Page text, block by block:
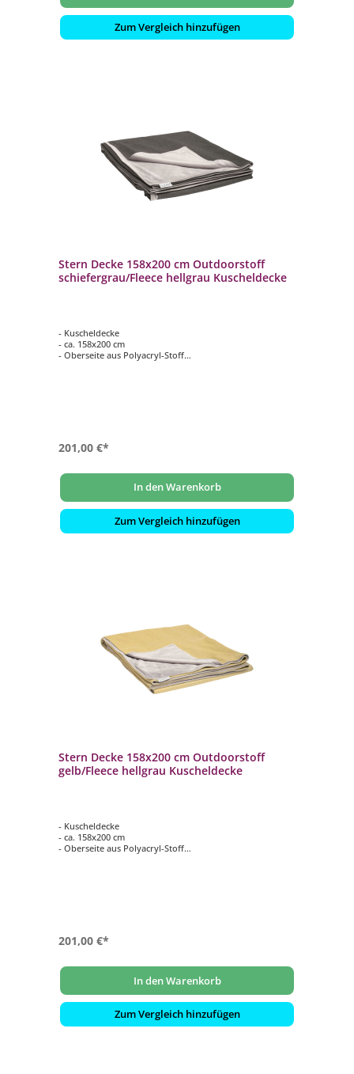
Zum Vergleich hinzufügen
Stern Decke 158x200 cm Outdoorstoff
schiefergrau/Fleece hellgrau Kuscheldecke
- Kuscheldecke
- ca. 158x200 cm
- Oberseite aus Polyacryl-Stoff
201,00 €*
In den Warenkorb
Zum Vergleich hinzufügen
Stern Decke 158x200 cm Outdoorstoff
gelb/Fleece hellgrau Kuscheldecke
- Kuscheldecke
- ca. 158x200 cm
- Oberseite aus Polyacryl-Stoff
201,00 €*
In den Warenkorb
Zum Vergleich hinzufügen